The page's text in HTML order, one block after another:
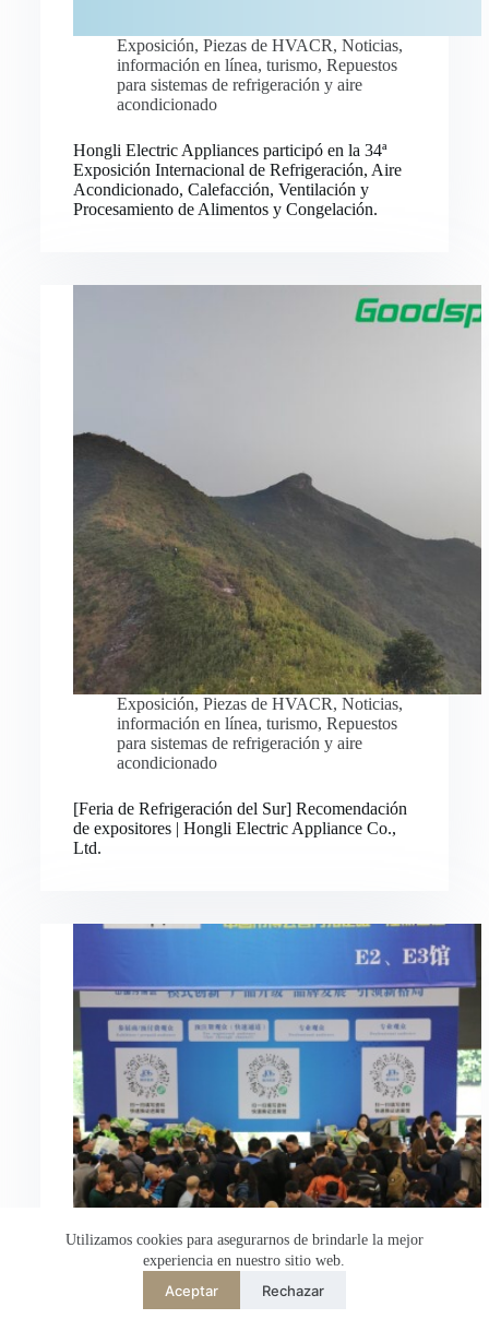
Utilizamos cookies para asegurarnos de brindarle la mejor
experiencia en nuestro sitio web.
Aceptar Rechazar
Exposición, Piezas de HVACR, Noticias,
información en línea, turismo, Repuestos
para sistemas de refrigeración y aire
acondicionado
Hongli Electric Appliances participó en la 34ª
Exposición Internacional de Refrigeración, Aire
Acondicionado, Calefacción, Ventilación y
Procesamiento de Alimentos y Congelación.
Exposición, Piezas de HVACR, Noticias,
información en línea, turismo, Repuestos
para sistemas de refrigeración y aire
acondicionado
[Feria de Refrigeración del Sur] Recomendación
de expositores | Hongli Electric Appliance Co.,
Ltd.
简体中文
English
繁體中文
Deutsch
Français du Canada
Italiano
日本語
한국어
Bahasa Indonesia
Русский